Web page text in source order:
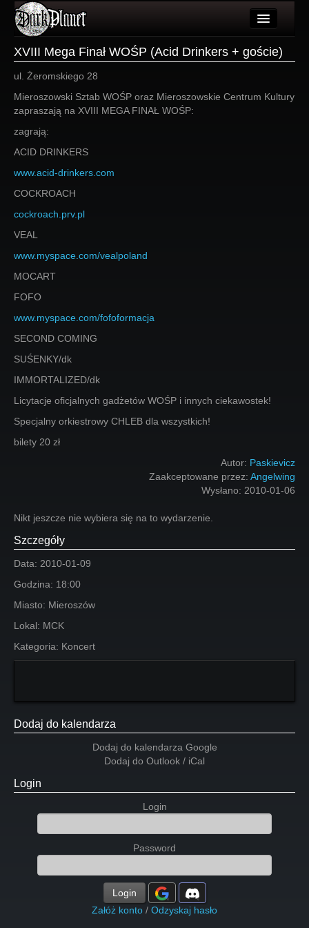
Wydarzenia
Forum
Więcej
XVIII Mega Finał WOŚP (Acid Drinkers + goście)
ul. Żeromskiego 28
Mieroszowski Sztab WOŚP oraz Mieroszowskie Centrum Kultury
zapraszają na XVIII MEGA FINAŁ WOŚP:
zagrają:
ACID DRINKERS
www.acid-drinkers.com
COCKROACH
cockroach.prv.pl
VEAL
www.myspace.com/vealpoland
MOCART
FOFO
www.myspace.com/fofoformacja
SECOND COMING
SUŚENKY/dk
IMMORTALIZED/dk
Licytacje oficjalnych gadżetów WOŚP i innych ciekawostek!
Specjalny orkiestrowy CHLEB dla wszystkich!
bilety 20 zł
Autor: Paskievicz
Zaakceptowane przez: Angelwing
Wysłano: 2010-01-06
Nikt jeszcze nie wybiera się na to wydarzenie.
Szczegóły
Data: 2010-01-09
Godzina: 18:00
Miasto: Mieroszów
Lokal: MCK
Kategoria: Koncert
Dodaj do kalendarza
Dodaj do kalendarza Google
Dodaj do Outlook / iCal
Login
Login
Password
Login
Załóż konto / Odzyskaj hasło